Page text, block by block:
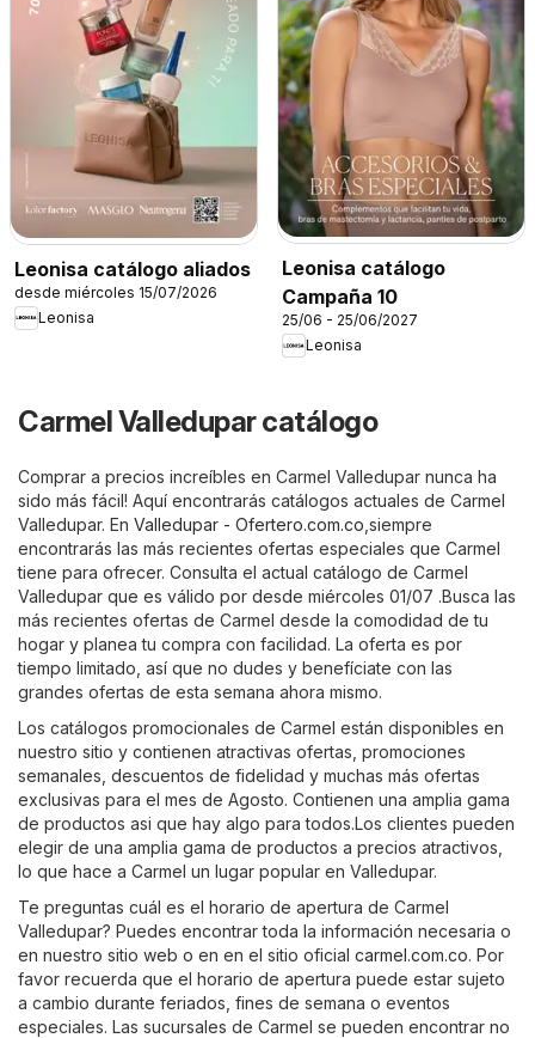
Leonisa catálogo aliados
desde miércoles 15/07/2026
Leonisa
Leonisa catálogo
Campaña 10
25/06 - 25/06/2027
Leonisa
Carmel Valledupar catálogo
Comprar a precios increíbles en Carmel Valledupar nunca ha
sido más fácil! Aquí encontrarás catálogos actuales de Carmel
Valledupar. En Valledupar - Ofertero.com.co ,siempre
encontrarás las más recientes ofertas especiales que Carmel
tiene para ofrecer. Consulta el actual catálogo de Carmel
Valledupar que es válido por desde miércoles 01/07 .Busca las
más recientes ofertas de Carmel desde la comodidad de tu
hogar y planea tu compra con facilidad. La oferta es por
tiempo limitado, así que no dudes y benefíciate con las
grandes ofertas de esta semana ahora mismo.
Los catálogos promocionales de Carmel están disponibles en
nuestro sitio y contienen atractivas ofertas, promociones
semanales, descuentos de fidelidad y muchas más ofertas
exclusivas para el mes de Agosto. Contienen una amplia gama
de productos asi que hay algo para todos.Los clientes pueden
elegir de una amplia gama de productos a precios atractivos,
lo que hace a Carmel un lugar popular en Valledupar.
Te preguntas cuál es el horario de apertura de Carmel
Valledupar? Puedes encontrar toda la información necesaria o
en nuestro sitio web o en en el sitio oficial carmel.com.co. Por
favor recuerda que el horario de apertura puede estar sujeto
a cambio durante feriados, fines de semana o eventos
especiales. Las sucursales de Carmel se pueden encontrar no